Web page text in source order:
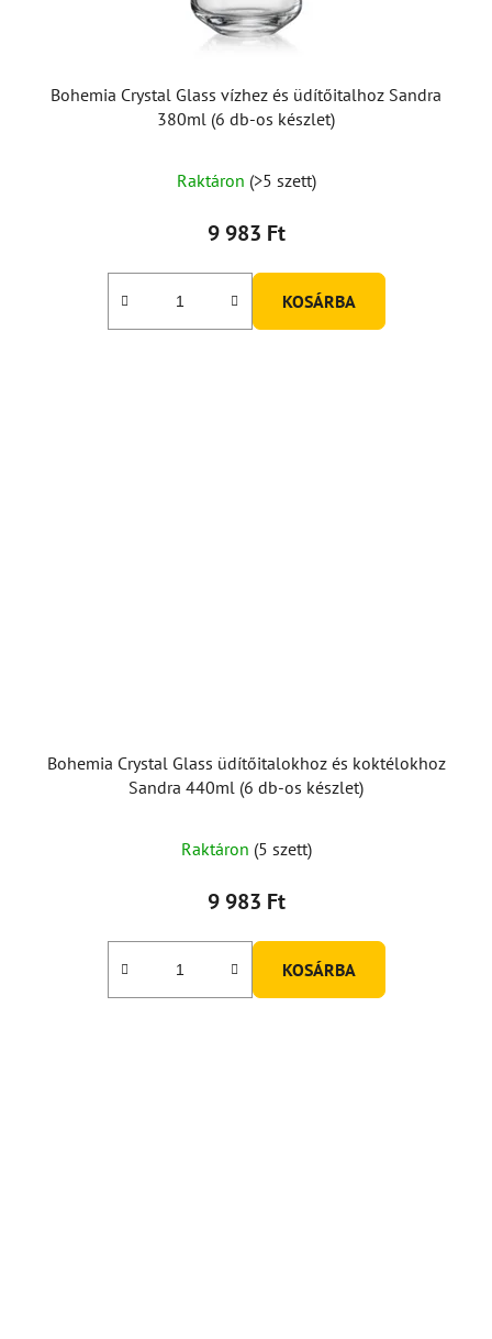
Bohemia Crystal Glass vízhez és üdítőitalhoz Sandra
380ml (6 db-os készlet)
Raktáron (>5 szett)
9 983 Ft
KOSÁRBA
Bohemia Crystal Glass üdítőitalokhoz és koktélokhoz
Sandra 440ml (6 db-os készlet)
Raktáron (5 szett)
9 983 Ft
KOSÁRBA